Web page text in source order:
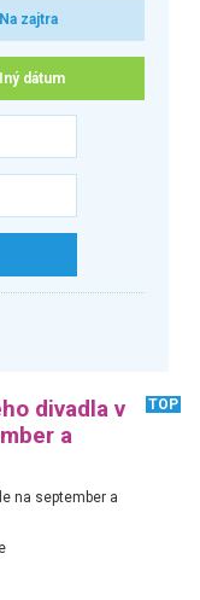
Na zajtra
Iný dátum
divadla v
a
TOP
na september a